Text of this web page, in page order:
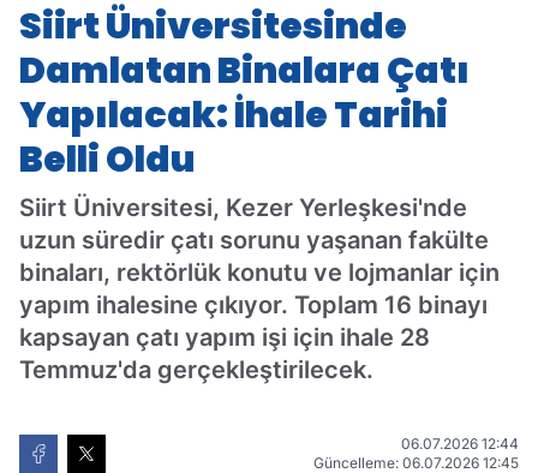
Belli Oldu
Siirt Üniversitesinde
Damlatan Binalara Çatı
Yapılacak: İhale Tarihi
Belli Oldu
Siirt Üniversitesi, Kezer Yerleşkesi'nde
uzun süredir çatı sorunu yaşanan fakülte
binaları, rektörlük konutu ve lojmanlar için
yapım ihalesine çıkıyor. Toplam 16 binayı
kapsayan çatı yapım işi için ihale 28
Temmuz'da gerçekleştirilecek.
06.07.2026 12:44
Güncelleme: 06.07.2026 12:45